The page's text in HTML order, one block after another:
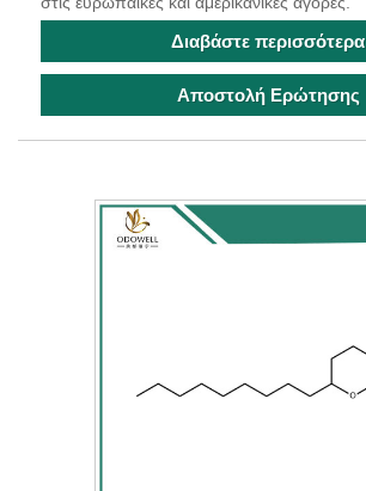
Διαβάστε περισσότερα
Αποστολή Ερώτησης